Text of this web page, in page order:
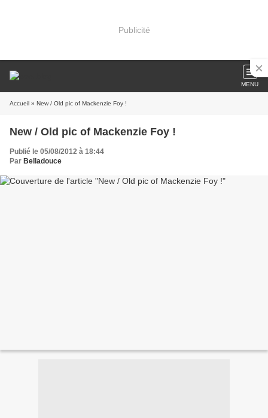
Publicité
MENU
Accueil » New / Old pic of Mackenzie Foy !
New / Old pic of Mackenzie Foy !
Publié le 05/08/2012 à 18:44
Par Belladouce